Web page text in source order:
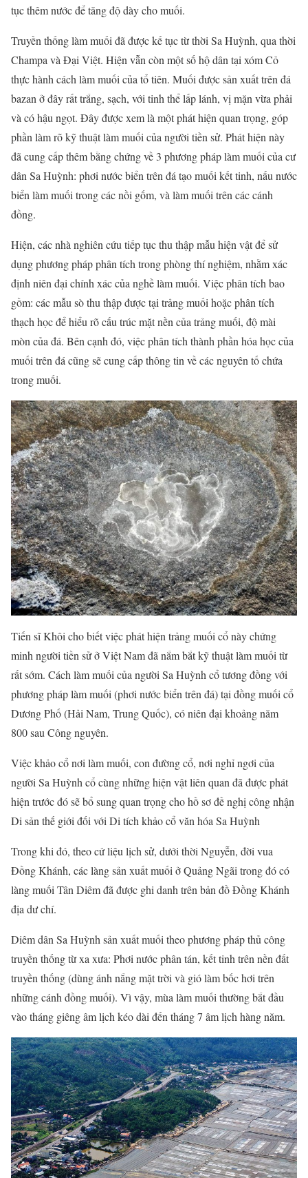
tục thêm nước để tăng độ dày cho muối.
Truyền thống làm muối đã được kế tục từ thời Sa Huỳnh, qua thời
Champa và Đại Việt. Hiện vẫn còn một số hộ dân tại xóm Cỏ
thực hành cách làm muối của tổ tiên. Muối được sản xuất trên đá
bazan ở đây rất trắng, sạch, với tinh thể lấp lánh, vị mặn vừa phải
và có hậu ngọt. Đây được xem là một phát hiện quan trọng, góp
phần làm rõ kỹ thuật làm muối của người tiền sử. Phát hiện này
đã cung cấp thêm bằng chứng về 3 phương pháp làm muối của cư
dân Sa Huỳnh: phơi nước biển trên đá tạo muối kết tinh, nấu nước
biển làm muối trong các nồi gốm, và làm muối trên các cánh
đồng.
Hiện, các nhà nghiên cứu tiếp tục thu thập mẫu hiện vật để sử
dụng phương pháp phân tích trong phòng thí nghiệm, nhằm xác
định niên đại chính xác của nghề làm muối. Việc phân tích bao
gồm: các mẫu sò thu thập được tại trảng muối hoặc phân tích
thạch học để hiểu rõ cấu trúc mặt nền của trảng muối, độ mài
mòn của đá. Bên cạnh đó, việc phân tích thành phần hóa học của
muối trên đá cũng sẽ cung cấp thông tin về các nguyên tố chứa
trong muối.
Tiến sĩ Khôi cho biết việc phát hiện trảng muối cổ này chứng
minh người tiền sử ở Việt Nam đã nắm bắt kỹ thuật làm muối từ
rất sớm. Cách làm muối của người Sa Huỳnh cổ tương đồng với
phương pháp làm muối (phơi nước biển trên đá) tại đồng muối cổ
Dương Phố (Hải Nam, Trung Quốc), có niên đại khoảng năm
800 sau Công nguyên.
Việc khảo cổ nơi làm muối, con đường cổ, nơi nghỉ ngơi của
người Sa Huỳnh cổ cùng những hiện vật liên quan đã được phát
hiện trước đó sẽ bổ sung quan trọng cho hồ sơ đề nghị công nhận
Di sản thế giới đối với Di tích khảo cổ văn hóa Sa Huỳnh
Trong khi đó, theo cứ liệu lịch sử, dưới thời Nguyễn, đời vua
Đồng Khánh, các làng sản xuất muối ở Quảng Ngãi trong đó có
làng muối Tân Diêm đã được ghi danh trên bản đồ Đồng Khánh
địa dư chí.
Diêm dân Sa Huỳnh sản xuất muối theo phương pháp thủ công
truyền thống từ xa xưa: Phơi nước phân tán, kết tinh trên nền đất
truyền thống (dùng ánh nắng mặt trời và gió làm bốc hơi trên
những cánh đồng muối). Vì vậy, mùa làm muối thường bắt đầu
vào tháng giêng âm lịch kéo dài đến tháng 7 âm lịch hàng năm.